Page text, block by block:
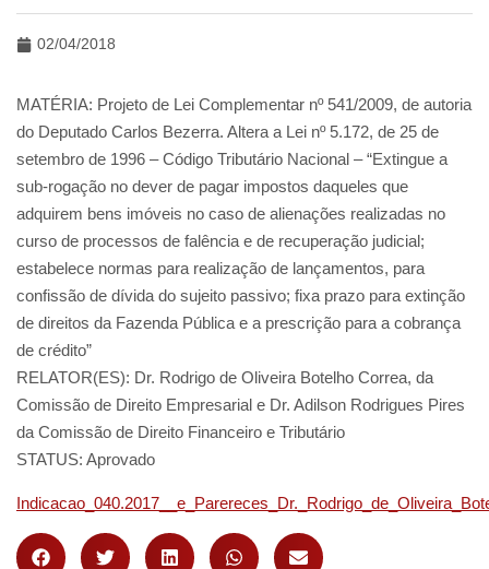
02/04/2018
MATÉRIA: Projeto de Lei Complementar nº 541/2009, de autoria
do Deputado Carlos Bezerra. Altera a Lei nº 5.172, de 25 de
setembro de 1996 – Código Tributário Nacional – “Extingue a
sub-rogação no dever de pagar impostos daqueles que
adquirem bens imóveis no caso de alienações realizadas no
curso de processos de falência e de recuperação judicial;
estabelece normas para realização de lançamentos, para
confissão de dívida do sujeito passivo; fixa prazo para extinção
de direitos da Fazenda Pública e a prescrição para a cobrança
de crédito”
RELATOR(ES): Dr. Rodrigo de Oliveira Botelho Correa, da
Comissão de Direito Empresarial e Dr. Adilson Rodrigues Pires
da Comissão de Direito Financeiro e Tributário
STATUS: Aprovado